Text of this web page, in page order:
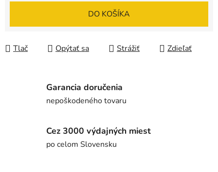
DO KOŠÍKA
Tlač Opýtať sa Strážiť Zdieľať
Garancia doručenia
nepoškodeného tovaru
Cez 3000 výdajných miest
po celom Slovensku